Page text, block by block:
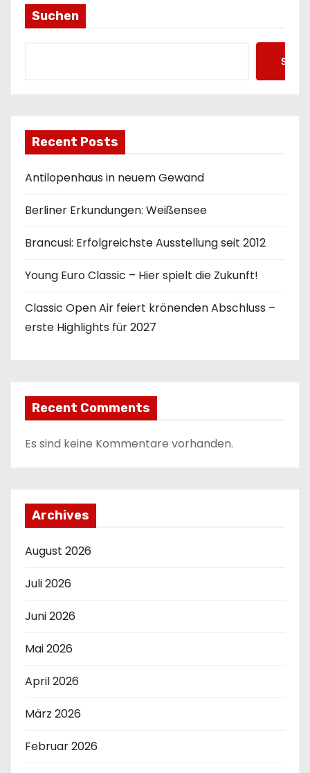
Suchen
Recent Posts
Antilopenhaus in neuem Gewand
Berliner Erkundungen: Weißensee
Brancusi: Erfolgreichste Ausstellung seit 2012
Young Euro Classic – Hier spielt die Zukunft!
Classic Open Air feiert krönenden Abschluss –
erste Highlights für 2027
Recent Comments
Es sind keine Kommentare vorhanden.
Archives
August 2026
Juli 2026
Juni 2026
Mai 2026
April 2026
März 2026
Februar 2026